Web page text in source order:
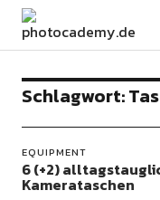
Schlagwort:
EQUIPMENT
6 (+2)
Kamerataschen